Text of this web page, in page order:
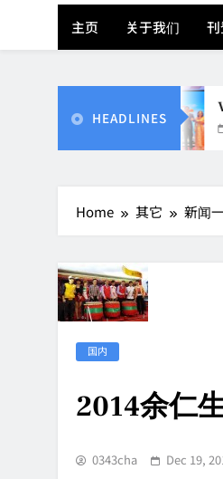
主页 关于我们
HEADLINES
Home 其它 新闻
国内
2014余仁
0343cha Dec 19,